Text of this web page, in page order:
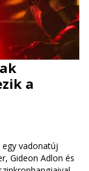
a
vadonatúj
Gideon Adlon és